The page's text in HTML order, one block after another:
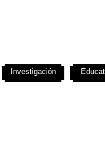
Investigación